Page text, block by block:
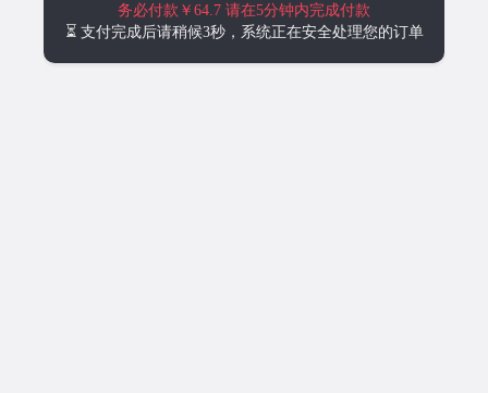
务必付款￥64.7 请在5分钟内完成付款
⏳ 支付完成后请稍候3秒，系统正在安全处理您的订单